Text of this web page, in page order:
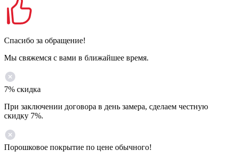
Спасибо за обращение!
Мы свяжемся с вами в ближайшее время.
7% скидка
При заключении договора в день замера, сделаем честную
скидку 7%.
Порошковое покрытие по цене обычного!